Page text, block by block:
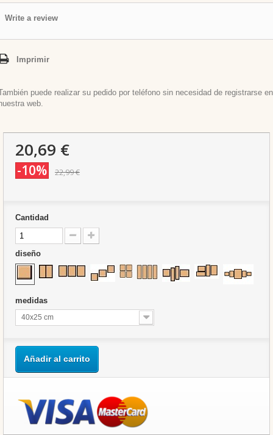
Write a review
Imprimir
puede realizar su pedido por teléfono sin necesidad de registrarse en
web.
20,69 €
-10% 22,99 €
Cantidad
diseño
medidas
40x25 cm
Añadir al carrito